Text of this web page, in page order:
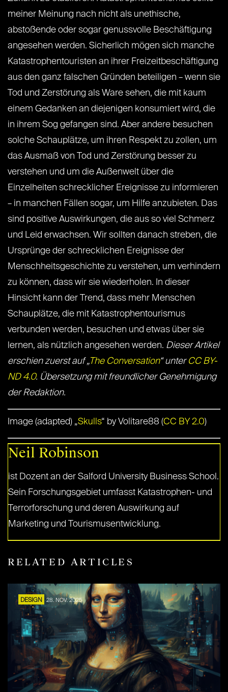
meiner Meinung nach nicht als unethische,
abstoßende oder sogar genussvolle Beschäftigung
angesehen werden. Sicherlich mögen sich manche
Katastrophentouristen an ihrer Freizeitbeschäftigung
aus den ganz falschen Gründen beteiligen – wenn sie
Tod und Zerstörung als Ware sehen, die mit kaum
einem Gedanken an diejenigen konsumiert wird, die
in ihrem Sog gefangen sind. Aber andere besuchen
solche Schauplätze, um ihren Respekt zu zollen, um
das Ausmaß von Tod und Zerstörung besser zu
verstehen und um die Außenwelt über die
Einzelheiten schrecklicher Ereignisse zu informieren
– in manchen Fällen sogar, um Hilfe anzubieten. Das
sind positive Auswirkungen, die aus so viel Schmerz
und Leid erwachsen. Wir sollten danach streben, die
Ursprünge der schrecklichen Ereignisse der
Menschheitsgeschichte zu verstehen, um verhindern
zu können, dass wir sie wiederholen. In dieser
Hinsicht kann der Trend, dass mehr Menschen
Schauplätze, die mit Katastrophentourismus
verbunden werden, besuchen und etwas über sie
lernen, als nützlich angesehen werden. Dieser Artikel
erschien zuerst auf „The Conversation“ unter CC BY-
ND 4.0. Übersetzung mit freundlicher Genehmigung
der Redaktion.
Image (adapted) „Skulls“ by Volitare88 (CC BY 2.0)
Neil Robinson
ist Dozent an der Salford University Business School.
Sein Forschungsgebiet umfasst Katastrophen- und
Terrorforschung und deren Auswirkung auf
Marketing und Tourismusentwicklung.
RELATED ARTICLES
DESIGN 28. NOV. 2025